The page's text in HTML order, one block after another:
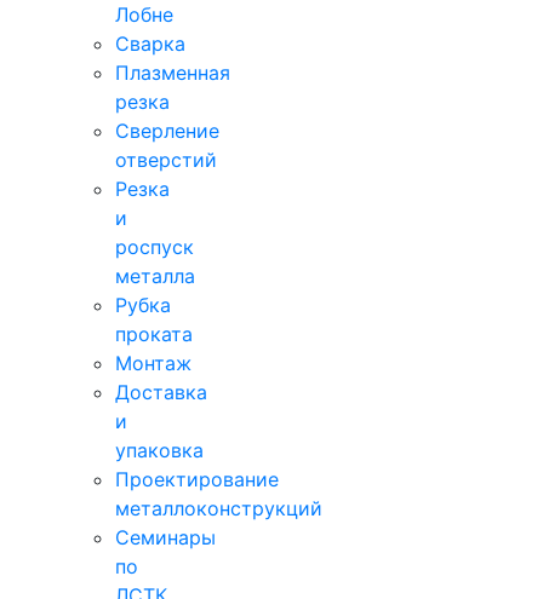
Лобне
Сварка
Плазменная
резка
Сверление
отверстий
Резка
и
роспуск
металла
Рубка
проката
Монтаж
Доставка
и
упаковка
Проектирование
металлоконструкций
Семинары
по